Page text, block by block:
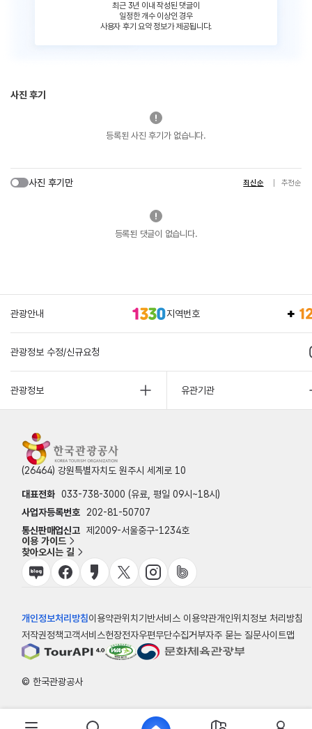
최근 3년 이내 작성된 댓글이
일정한 개수 이상인 경우
사용자 후기 요약 정보가 제공됩니다.
사진 후기
등록된 사진 후기가 없습니다.
사진 후기만 최신순 추천순
등록된 댓글이 없습니다.
관광안내 지역번호
관광정보 수정/신규요청
관광정보 유관기관
(26464) 강원특별자치도 원주시 세계로 10
대표전화 033-738-3000 (유료, 평일 09시~18시)
사업자등록번호
202-81-50707
통신판매업신고 제2009-서울중구-1234호
이용 가이드
찾아오시는 길
개인정보처리방침이용약관위치기반서비스 이용약관개인위치정보 처리방침
저작권정책고객서비스헌장전자우편무단수집거부자주 묻는 질문사이트맵
© 한국관광공사